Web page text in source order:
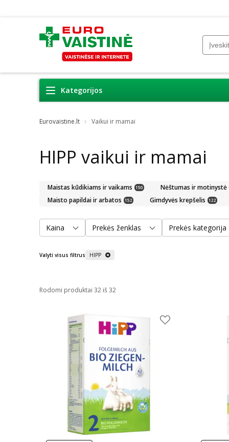
Kategorijos
Eurovaistine.lt Vaikui ir mamai
HIPP vaikui ir mamai
Maistas kūdikiams ir vaikams 150 Nėštumas ir motinystė
Maisto papildai ir arbatos 152 Gimdyvės krepšelis 122
Kaina Prekės ženklas Prekės kategorija
Valyti visus filtrus HIPP
Rodomi produktai 32 iš 32